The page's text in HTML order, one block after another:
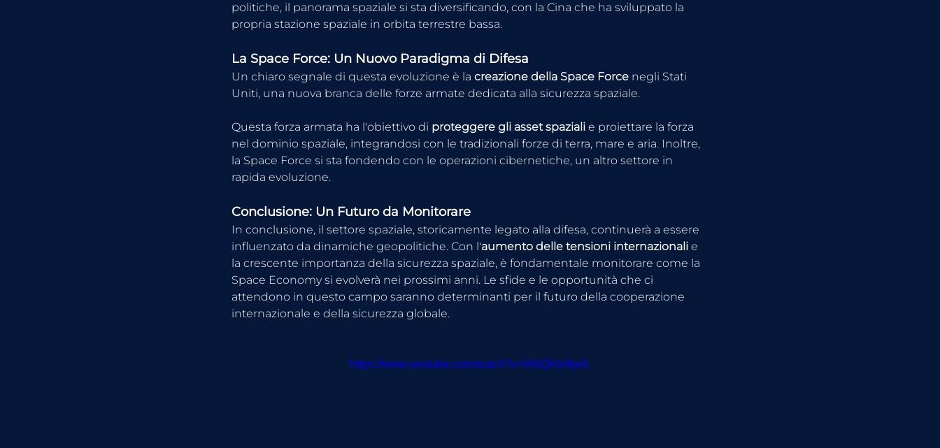
politiche, il panorama spaziale si sta diversificando, con la Cina che ha sviluppato la
propria stazione spaziale in orbita terrestre bassa.
La Space Force: Un Nuovo Paradigma di Difesa
Un chiaro segnale di questa evoluzione è la creazione della Space Force negli Stati
Uniti, una nuova branca delle forze armate dedicata alla sicurezza spaziale.
Questa forza armata ha l'obiettivo di proteggere gli asset spaziali e proiettare la forza
nel dominio spaziale, integrandosi con le tradizionali forze di terra, mare e aria. Inoltre,
la Space Force si sta fondendo con le operazioni cibernetiche, un altro settore in
rapida evoluzione.
Conclusione: Un Futuro da Monitorare
In conclusione, il settore spaziale, storicamente legato alla difesa, continuerà a essere
influenzato da dinamiche geopolitiche. Con l'aumento delle tensioni internazionali e
la crescente importanza della sicurezza spaziale, è fondamentale monitorare come la
Space Economy si evolverà nei prossimi anni. Le sfide e le opportunità che ci
attendono in questo campo saranno determinanti per il futuro della cooperazione
internazionale e della sicurezza globale.
https://www.youtube.com/watch?v=iN6QKbi9piA